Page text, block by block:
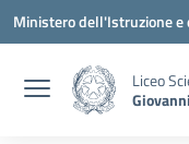
Vai ai contenuti
Vai al menu di navigazione
Vai al footer
Ministero dell'Istruzione e
Liceo